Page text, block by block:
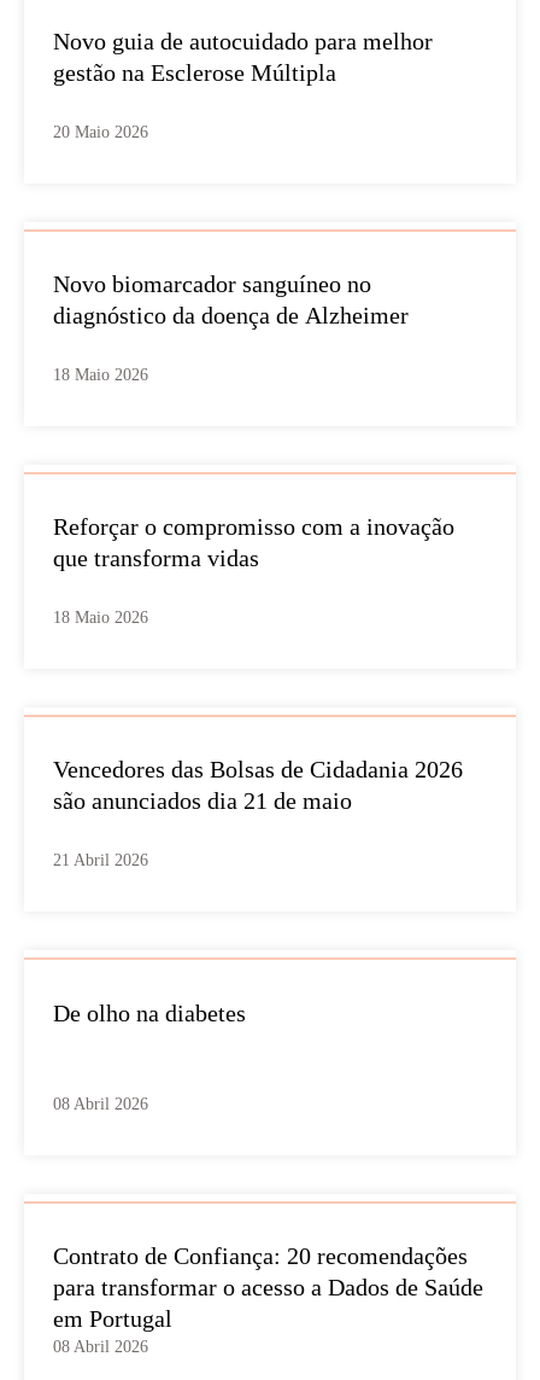
Novo guia de autocuidado para melhor
gestão na Esclerose Múltipla
20 Maio 2026
Novo biomarcador sanguíneo no
diagnóstico da doença de Alzheimer
18 Maio 2026
Reforçar o compromisso com a inovação
que transforma vidas
18 Maio 2026
Vencedores das Bolsas de Cidadania 2026
são anunciados dia 21 de maio
21 Abril 2026
De olho na diabetes
08 Abril 2026
Contrato de Confiança: 20 recomendações
para transformar o acesso a Dados de Saúde
em Portugal
08 Abril 2026